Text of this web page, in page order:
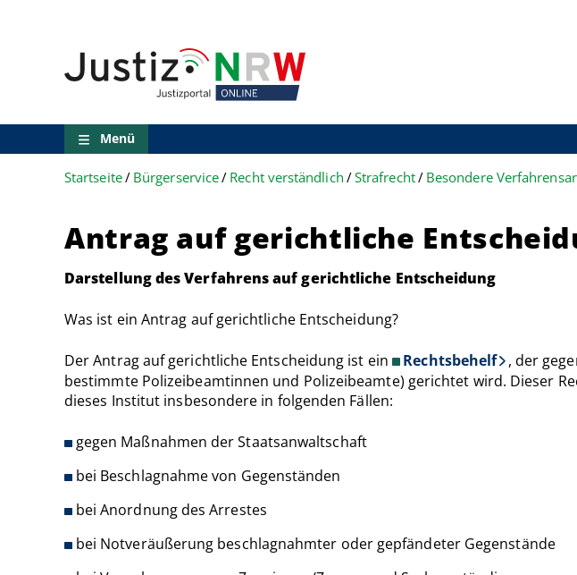
technischen
Suche
Entscheidungssuche
Zum
Inhalt
ausgewählten
Links
einzelnen
Seiten
Menü
Startseite Bürgerservice Recht verständlich Strafrecht Besondere
Antrag auf gerichtliche
Darstellung des Verfahrens auf gerichtliche Entscheidung
Was ist ein Antrag auf gerichtliche Entscheidung?
Der Antrag auf gerichtliche Entscheidung ist ein Rechtsbehelf , der
bestimmte Polizeibeamtinnen und Polizeibeamte) gerichtet wird. Dieser
dieses Institut insbesondere in folgenden Fällen:
gegen Maßnahmen der Staatsanwaltschaft
bei Beschlagnahme von Gegenständen
bei Anordnung des Arrestes
bei Notveräußerung beschlagnahmter oder gepfändeter Gegenstände